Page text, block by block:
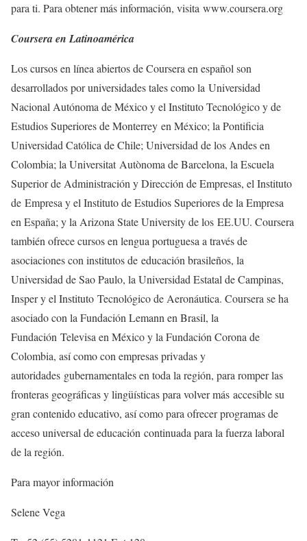
para ti. Para obtener más información, visita www.coursera.org
Coursera en Latinoamérica
Los cursos en línea abiertos de Coursera en español son
desarrollados por universidades tales como la Universidad
Nacional Autónoma de México y el Instituto Tecnológico y de
Estudios Superiores de Monterrey en México; la Pontificia
Universidad Católica de Chile; Universidad de los Andes en
Colombia; la Universitat Autònoma de Barcelona, la Escuela
Superior de Administración y Dirección de Empresas, el Instituto
de Empresa y el Instituto de Estudios Superiores de la Empresa
en España; y la Arizona State University de los EE.UU. Coursera
también ofrece cursos en lengua portuguesa a través de
asociaciones con institutos de educación brasileños, la
Universidad de Sao Paulo, la Universidad Estatal de Campinas,
Insper y el Instituto Tecnológico de Aeronáutica. Coursera se ha
asociado con la Fundación Lemann en Brasil, la
Fundación Televisa en México y la Fundación Corona de
Colombia, así como con empresas privadas y
autoridades gubernamentales en toda la región, para romper las
fronteras geográficas y lingüísticas para volver más accesible su
gran contenido educativo, así como para ofrecer programas de
acceso universal de educación continuada para la fuerza laboral
de la región.
Para mayor información
Selene Vega